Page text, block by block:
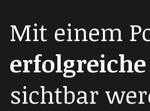
Mit einem
sichtbar